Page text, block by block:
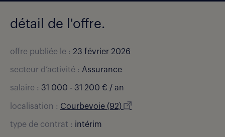
détail de l'offre.
offre publiée le : 23 février 2026
secteur d’activité : Assurance
salaire : 31 000 - 31 200 € / an
localisation : Courbevoie (92)
type de contrat : intérim